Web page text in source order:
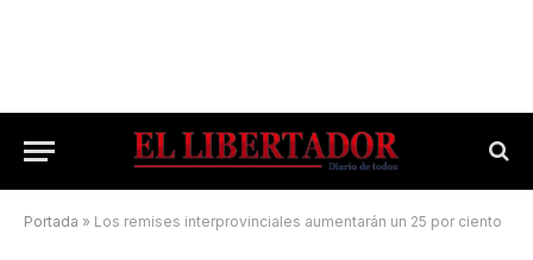
Portada » Los remises interprovinciales aumentarán un 25 por ciento